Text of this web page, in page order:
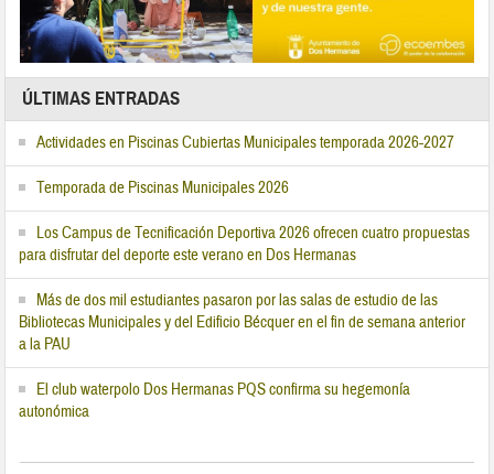
ÚLTIMAS ENTRADAS
Actividades en Piscinas Cubiertas Municipales temporada 2026-2027
Temporada de Piscinas Municipales 2026
Los Campus de Tecnificación Deportiva 2026 ofrecen cuatro propuestas
para disfrutar del deporte este verano en Dos Hermanas
Más de dos mil estudiantes pasaron por las salas de estudio de las
Bibliotecas Municipales y del Edificio Bécquer en el fin de semana anterior
a la PAU
El club waterpolo Dos Hermanas PQS confirma su hegemonía
autonómica